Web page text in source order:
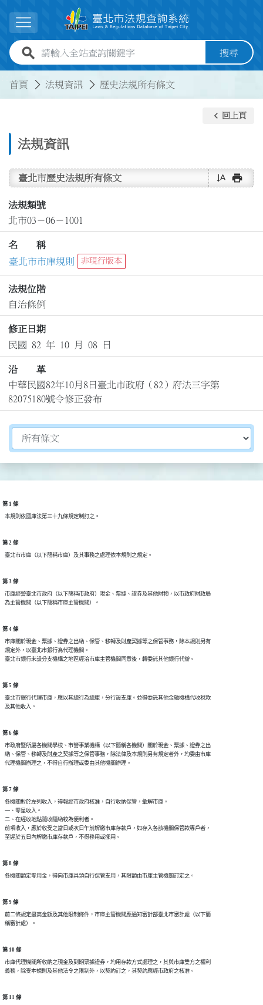
展開選單
全站查詢關鍵字欄位 搜尋
首頁 法規資訊 歷史法規所有條文
法規資訊
keyboard_arrow_left 回上頁
臺北市歷史法規所有條文 text_rotate_vertical print
法規類號
北市03－06－1001
名 稱
臺北市市庫規則
非現行版本
法規位階
自治條例
修正日期
民國 82 年 10 月 08 日
沿 革
中華民國82年10月8日臺北市政府（82）府法三字第
82075180號令修正發布
切換選擇法規資訊內容
第 1 條
第 2 條
第 3 條
  市庫經營臺北市政府（以下簡稱市政府）現金、票據、證券及其他財物，以市政府財政局
第 4 條
  市庫關於現金、票據、證券之出納、保管、移轉及財產契據等之保管事務，除本規則另有
  規定外，以臺北市銀行為代理機關。
第 5 條
  臺北市銀行代理市庫，應以其總行為總庫，分行設支庫。並得委託其他金融機構代收稅款
第 6 條
  市政府暨所屬各機關學校、市營事業機構（以下簡稱各機關）關於現金、票據、證券之出
  納、保管、移轉及財產之契據等之保管事務，除法律及本規則另有規定者外，均委由市庫
第 7 條
  各機關對於左列收入，得報經市政府核准，自行收納保管，彙解市庫。
  一、零星收入。
  二、在經收地點隨收隨納較為便利者。
  前項收入，應於收受之當日或次日午前解繳市庫存款戶，如存入各該機關保管款專戶者，
第 8 條
第 9 條
  前二條規定最高金額及其他限制條件，市庫主管機關應通知審計部臺北市審計處（以下簡
第 10 條
  市庫代理機關所收納之現金及到期票據證券，均用存款方式處理之，其與市庫雙方之權利
第 11 條